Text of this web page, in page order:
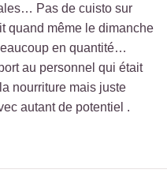
Pas de cuisto sur
quand même le dimanche
en quantité…
au personnel qui était
nourriture mais juste
autant de potentiel .